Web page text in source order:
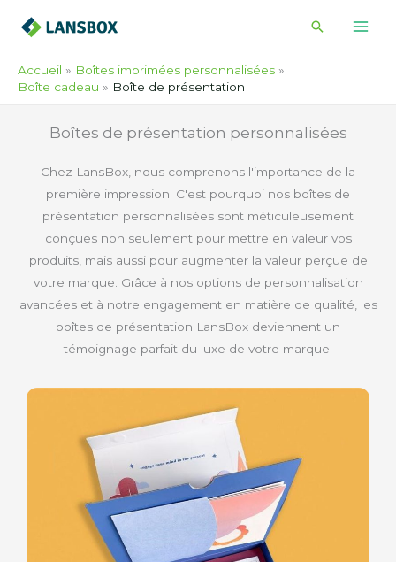
Accueil
Boîtes imprimées personnalisées
Boîte cadeau
Boîte de présentation
Boîtes de présentation personnalisées
Chez LansBox, nous comprenons l'importance de la
première impression. C'est pourquoi nos boîtes de
présentation personnalisées sont méticuleusement
conçues non seulement pour mettre en valeur vos
produits, mais aussi pour augmenter la valeur perçue de
votre marque. Grâce à nos options de personnalisation
avancées et à notre engagement en matière de qualité, les
boîtes de présentation LansBox deviennent un
témoignage parfait du luxe de votre marque.